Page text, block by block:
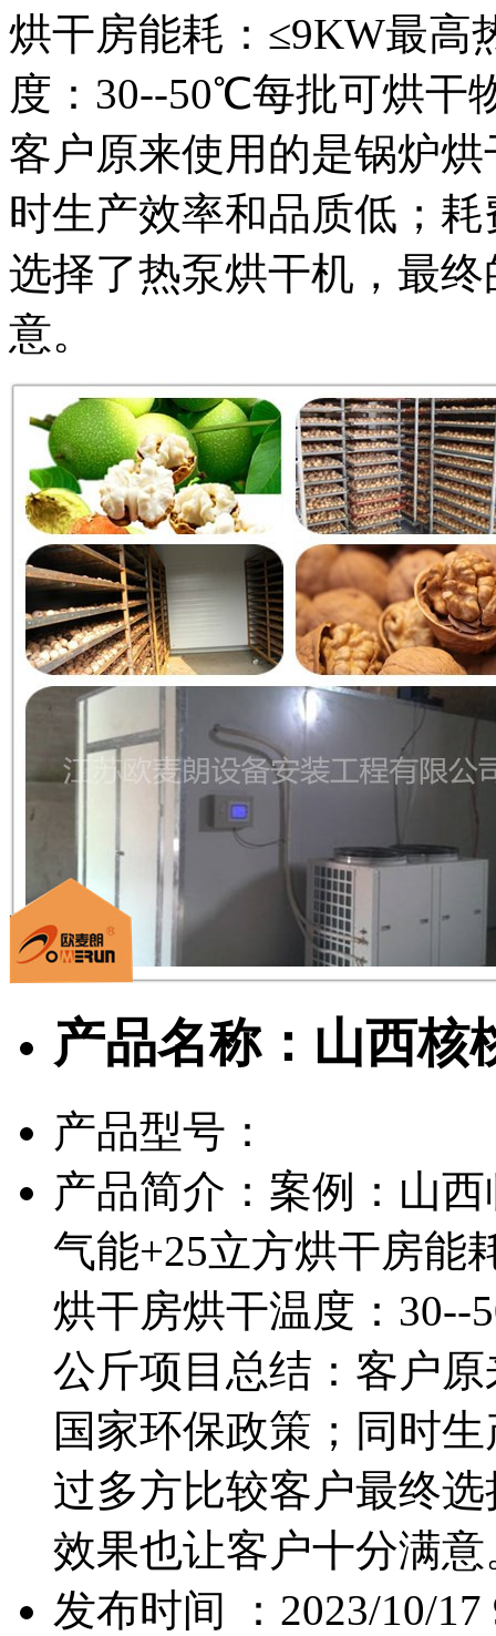
烘干房能耗：≤9KW最
度：30--50℃每批可烘干
客户原来使用的是锅炉
时生产效率和品质低；
选择了热泵烘干机，最
意。
产品名称：山西核
产品型号：
产品简介：案例：山
气能+25立方烘干房能
烘干房烘干温度：30--
公斤项目总结：客户
国家环保政策；同时
过多方比较客户最终
效果也让客户十分满意
发布时间 ：2023/10/17